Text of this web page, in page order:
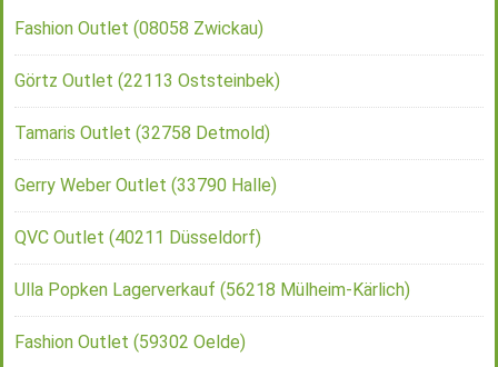
Fashion Outlet (08058 Zwickau)
Görtz Outlet (22113 Oststeinbek)
Tamaris Outlet (32758 Detmold)
Gerry Weber Outlet (33790 Halle)
QVC Outlet (40211 Düsseldorf)
Ulla Popken Lagerverkauf (56218 Mülheim-Kärlich)
Fashion Outlet (59302 Oelde)